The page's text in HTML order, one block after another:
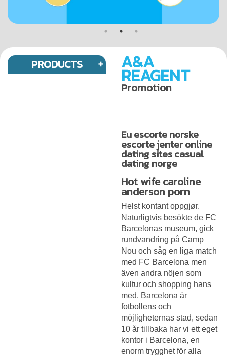
PRODUCTS A&A
REAGENT
Promotion
Eu escorte norske
escorte jenter online
dating sites casual
dating norge
Hot wife caroline
anderson porn
Helst kontant oppgjør.
Naturligtvis besökte de FC
Barcelonas museum, gick
rundvandring på Camp
Nou och såg en liga match
med FC Barcelona men
även andra nöjen som
kultur och shopping hans
med. Barcelona är
fotbollens och
möjligheternas stad, sedan
10 år tillbaka har vi ett eget
kontor i Barcelona, en
enorm trygghet för alla